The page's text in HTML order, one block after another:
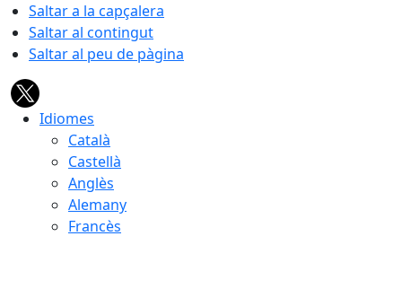
Saltar a la capçalera
Saltar al contingut
Saltar al peu de pàgina
Idiomes
Català
Castellà
Anglès
Alemany
Francès